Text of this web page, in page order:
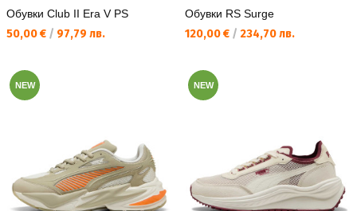
Обувки Club II Era V PS
Текуща цена:
50,00 € / 97,79 лв.
Обувки RS Surge
Текуща цена:
120,00 € / 234,70 лв.
NEW NEW